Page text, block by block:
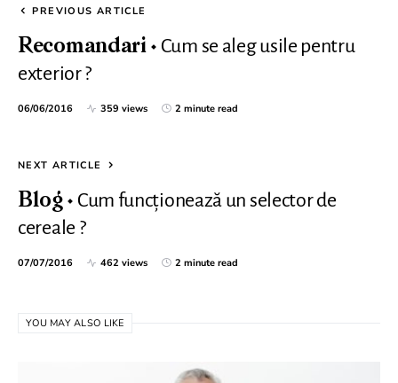
PREVIOUS ARTICLE
Recomandari
Cum se aleg usile pentru
exterior ?
06/06/2016 359 views 2 minute read
NEXT ARTICLE
Blog
Cum funcționează un selector de
cereale ?
07/07/2016 462 views 2 minute read
YOU MAY ALSO LIKE